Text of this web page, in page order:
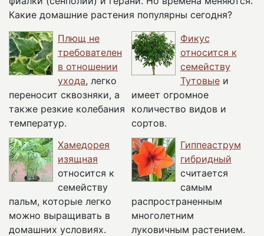
Какие домашние растения популярны сегодня?
Плющ не
требователен
в отношении
ухода, легко
переносит сквозняки, а
также резкие колебания
температур.
Фикус
относится к
семейству
Тутовыеи
имеет огромное
количество видов и
сортов.
Хамедорея
изящная
относится к
семейству
пальм, которые легко
можно выращивать в
домашних условиях.
Гиппеаструм
гибридный
считается
самым
распространенным
многолетним
луковичным растением.